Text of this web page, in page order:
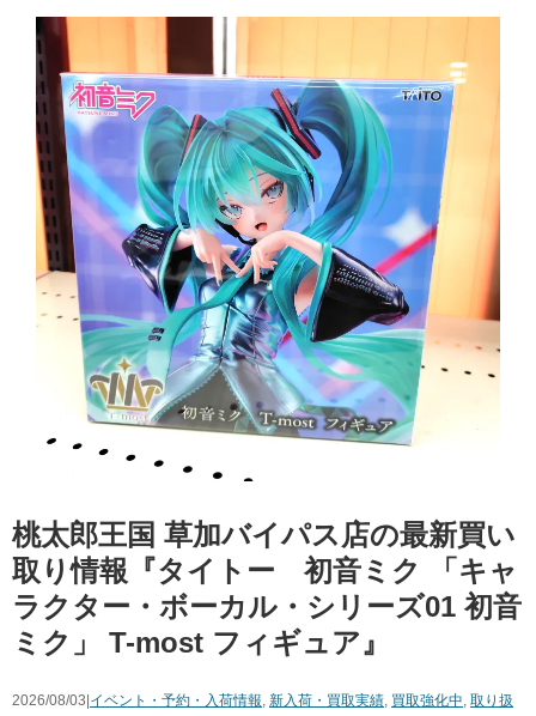
桃太郎王国 草加バイパス店の最新買い
取り情報『タイトー 初音ミク ​「キャ
ラクター・ボーカル・シリーズ01 ​初音
ミク」 ​T-most ​フィギュア』
2026/08/03| イベント・予約・入荷情報, 新入荷・買取実績, 買取強化中, 取り扱